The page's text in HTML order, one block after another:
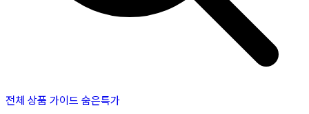
전체 상품 가이드 숨은특가